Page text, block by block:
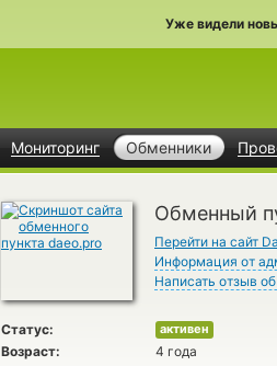
Уже видели
Мониторинг Обменники
Обменный
Перейти на сайт
Информация от
Написать отзыв
Статус: активен
Возраст: 4 года